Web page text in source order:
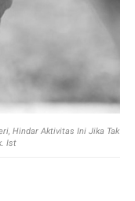
Hindar Aktivitas Ini Jika Tak
Ist